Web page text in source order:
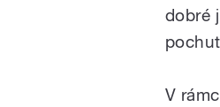
dobré
V